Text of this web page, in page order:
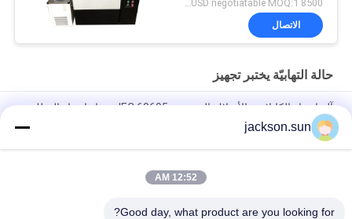
الاتصال
حالة التهابيّة يختبر تجهيز
آلة اختبار الكابلات والأسلاك المتوهجة IEC 60695 - جهاز اختبار السلك
المتوهج
جهاز اختبار سلك التوهج لتسخين الكهرباء لاختبار قابلية اشتعال معدات
jackson.sun
12:52 AM
Good day, what product are you looking for?